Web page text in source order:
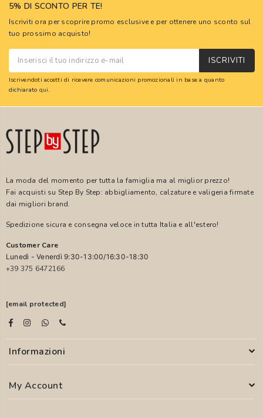
5% DI SCONTO PER TE!
Iscriviti ora per scoprire promo esclusive e per ottenere uno sconto sul
tuo prossimo acquisto!
ISCRIVITI
Iscrivendoti accetti di ricevere comunicazioni promozionali in base a quanto
dichiarato qui.
La moda del momento per tutta la famiglia ma al miglior prezzo!
Fai acquisti su Step By Step: abbigliamento, calzature e valigeria firmate
dai migliori brand.
Spedizione sicura e consegna veloce in tutta Italia e all'estero!
Customer Care
Lunedì - Venerdì 9:30-13:00/16:30-18:30
+39 375 6472166
[email protected]
Informazioni
My Account